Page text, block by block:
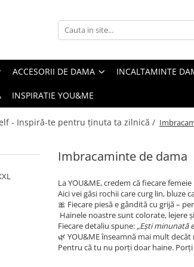
ACCESORII DE DAMA INCALTAMINTE
INSPIRATIE YOU&ME
- Inspiră-te pentru ținuta ta zilnică /
Imbracaminte de dama
La YOU&ME, credem că fiecare
Aici vei găsi rochii care curg lin, bluze
🎀 Fiecare piesă e gândită cu grijă –
Hainele noastre sunt colorate, lejere
Fiecare detaliu spune: „Ești minunată
🌿 YOU&ME înseamnă mai mult
Pentru că tu nu porți doar haine.